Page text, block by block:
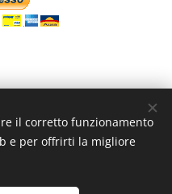
di questo sito
il corretto funzionamento
e per offrirti la migliore